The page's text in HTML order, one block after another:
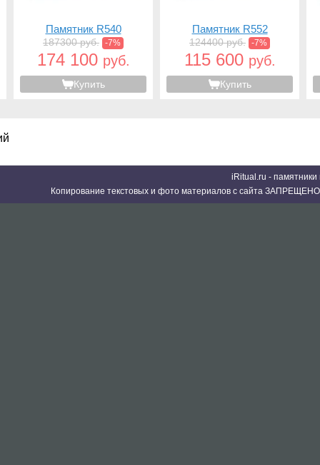
Памятник R540
187300 руб. -7%
174 100 руб.
Купить
Памятник R552
124400 руб. -7%
115 600 руб.
Купить
iRitual.ru -
Копирование текстовых и фото материалов с сайта